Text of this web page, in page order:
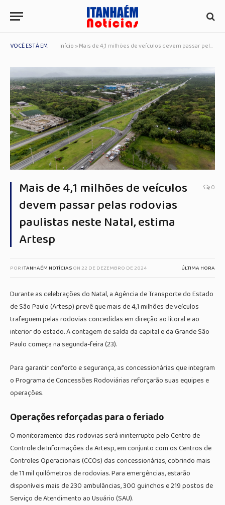
VOCÊ ESTÁ EM: Início »Mais de 4,1 milhões de veículos devem passar pelas rodovias paulistas neste Natal, estima Artesp
Mais de 4,1 milhões de veículos
devem passar pelas rodovias
paulistas neste Natal, estima
Artesp
0
POR ITANHAÉM NOTÍCIASON22 DE DEZEMBRO DE 2024 ÚLTIMA HORA
Durante as celebrações do Natal, a Agência de Transporte do Estado
de São Paulo (Artesp) prevê que mais de 4,1 milhões de veículos
trafeguem pelas rodovias concedidas em direção ao litoral e ao
interior do estado. A contagem de saída da capital e da Grande São
Paulo começa na segunda-feira (23).
Para garantir conforto e segurança, as concessionárias que integram
o Programa de Concessões Rodoviárias reforçarão suas equipes e
operações.
Operações reforçadas para o feriado
O monitoramento das rodovias será ininterrupto pelo Centro de
Controle de Informações da Artesp, em conjunto com os Centros de
Controles Operacionais (CCOs) das concessionárias, cobrindo mais
de 11 mil quilômetros de rodovias. Para emergências, estarão
disponíveis mais de 230 ambulâncias, 300 guinchos e 219 postos de
Serviço de Atendimento ao Usuário (SAU).